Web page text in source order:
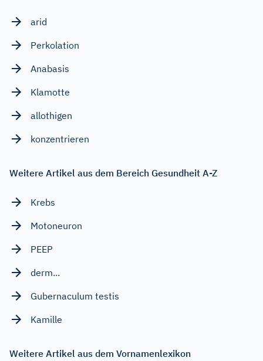
arid
Perkolation
Anabasis
Klamotte
allothigen
konzentrieren
Weitere Artikel aus dem Bereich Gesundheit A-Z
Krebs
Motoneuron
PEEP
derm...
Gubernaculum testis
Kamille
Weitere Artikel aus dem Vornamenlexikon